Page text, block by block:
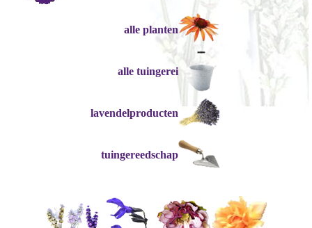
alle planten
alle tuingerei
lavendelproducten
tuingereedschap